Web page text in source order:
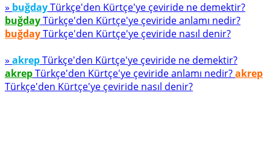
» buğdayTürkçe'den Kürtçe'ye çeviride ne demektir?
buğdayTürkçe'den Kürtçe'ye çeviride anlamı nedir?
buğdayTürkçe'den Kürtçe'ye çeviride nasıl denir?
» akrepTürkçe'den Kürtçe'ye çeviride ne demektir?
akrepTürkçe'den Kürtçe'ye çeviride anlamı nedir?akrep
Türkçe'den Kürtçe'ye çeviride nasıl denir?